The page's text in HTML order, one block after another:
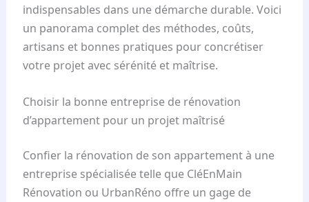
indispensables dans une démarche durable. Voici
un panorama complet des méthodes, coûts,
artisans et bonnes pratiques pour concrétiser
votre projet avec sérénité et maîtrise.
Choisir la bonne entreprise de rénovation
d’appartement pour un projet maîtrisé
Confier la rénovation de son appartement à une
entreprise spécialisée telle que CléEnMain
Rénovation ou UrbanRéno offre un gage de